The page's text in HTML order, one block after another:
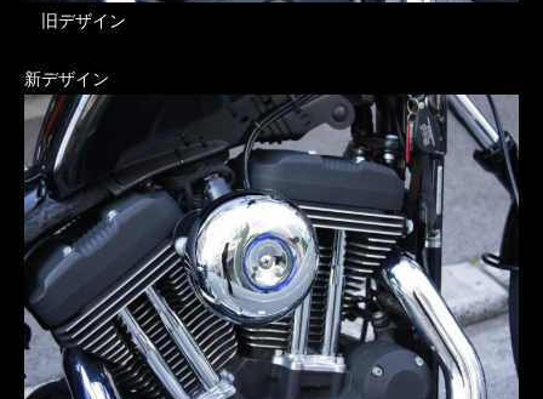
旧デザイン
新デザイン